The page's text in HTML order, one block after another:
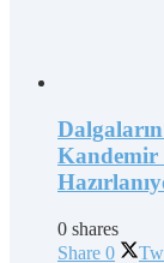
Kandemir
0 shares
Share 0